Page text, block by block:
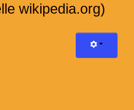
wikipedia.org)